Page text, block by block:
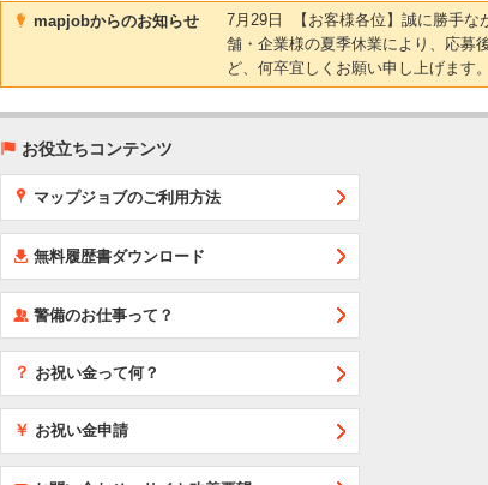
) mapjobからのお知らせ
7月29日 【お客様各位】誠に勝手な
舗・企業様の夏季休業により、応募
ど、何卒宜しくお願い申し上げます。
( お役立ちコンテンツ
x マップジョブのご利用方法
í 無料履歴書ダウンロード
‰ 警備のお仕事って？
？ お祝い金って何？
￥ お祝い金申請